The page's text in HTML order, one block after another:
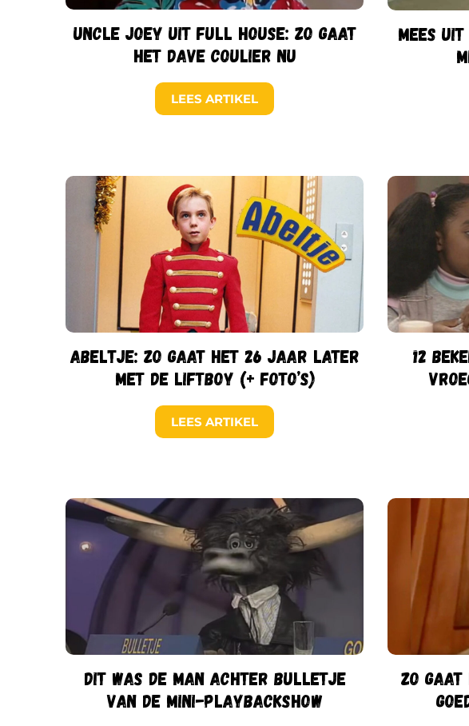
Uncle Joey uit Full House: zo gaat
het Dave Coulier nu
LEES ARTIKEL
Mees
Abeltje: zo gaat het 26 jaar later
met de liftboy (+ foto’s)
LEES ARTIKEL
12
Dit was de man achter Bulletje
van de Mini-playbackshow
Zo